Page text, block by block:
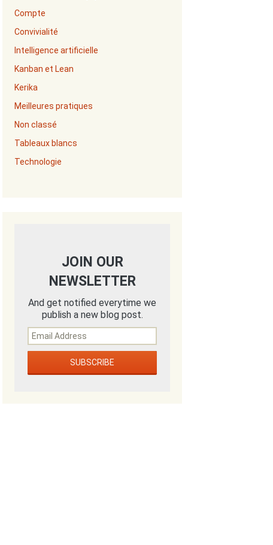
Compte
Convivialité
Intelligence artificielle
Kanban et Lean
Kerika
Meilleures pratiques
Non classé
Tableaux blancs
Technologie
JOIN OUR
NEWSLETTER
And get notified everytime we
publish a new blog post.